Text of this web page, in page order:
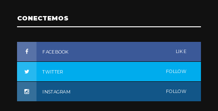
CONECTEMOS
FACEBOOK LIKE
TWITTER FOLLOW
INSTAGRAM FOLLOW